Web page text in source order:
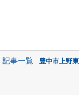
記事一覧 豊中市上野